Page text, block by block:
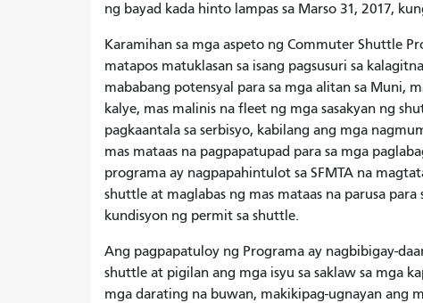
ng bayad kada hinto lampas sa Marso 31, 2017,
Karamihan sa mga aspeto ng Commuter Shuttle
matapos matuklasan sa isang pagsusuri sa
mababang potensyal para sa mga alitan sa Muni,
kalye, mas malinis na fleet ng mga sasakyan ng
pagkaantala sa serbisyo, kabilang ang mga
mas mataas na pagpapatupad para sa mga
programa ay nagpapahintulot sa SFMTA na
shuttle at maglabas ng mas mataas na parusa
kundisyon ng permit sa shuttle.
Ang pagpapatuloy ng Programa ay nagbibigay-
shuttle at pigilan ang mga isyu sa saklaw sa mga
mga darating na buwan, makikipag-ugnayan ang